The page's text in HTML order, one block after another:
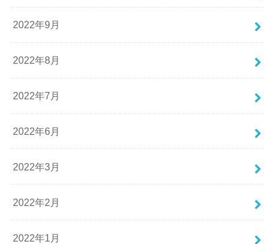
2022年9月
2022年8月
2022年7月
2022年6月
2022年3月
2022年2月
2022年1月